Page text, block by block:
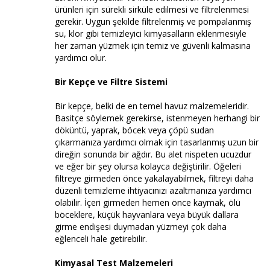
ürünleri için sürekli sirküle edilmesi ve filtrelenmesi
gerekir. Uygun şekilde filtrelenmiş ve pompalanmış
su, klor gibi temizleyici kimyasalların eklenmesiyle
her zaman yüzmek için temiz ve güvenli kalmasına
yardımcı olur.
Bir Kepçe ve Filtre Sistemi
Bir kepçe, belki de en temel havuz malzemeleridir.
Basitçe söylemek gerekirse, istenmeyen herhangi bir
döküntü, yaprak, böcek veya çöpü sudan
çıkarmanıza yardımcı olmak için tasarlanmış uzun bir
direğin sonunda bir ağdır. Bu alet nispeten ucuzdur
ve eğer bir şey olursa kolayca değiştirilir. Öğeleri
filtreye girmeden önce yakalayabilmek, filtreyi daha
düzenli temizleme ihtiyacınızı azaltmanıza yardımcı
olabilir. İçeri girmeden hemen önce kaymak, ölü
böceklere, küçük hayvanlara veya büyük dallara
girme endişesi duymadan yüzmeyi çok daha
eğlenceli hale getirebilir.
Kimyasal Test Malzemeleri